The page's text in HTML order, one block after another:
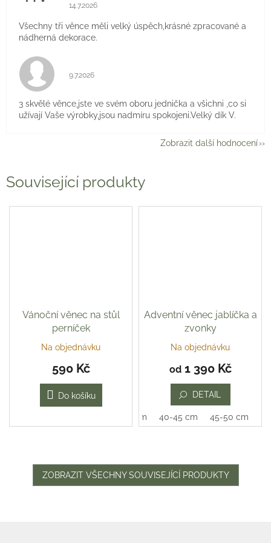
Související produkty
Vánoční věnec na stůl
perníček
Na objednávku
590 Kč
Do košíku
Adventní věnec jablíčka a
zvonky
Na objednávku
od1 390 Kč
DETAIL
35-40 cm 40-45 cm 45-50 cm
ZOBRAZIT VŠECHNY SOUVISEJÍCÍ PRODUKTY
Hodnocení obchodu je 5 z 5 hvězdiček.
14.7.2026
Všechny tři věnce měli velký úspěch,krásné zpracované a
nádherná dekorace.
Hodnocení obchodu je 5 z 5 hvězdiček.
9.7.2026
3 skvělé věnce,jste ve svém oboru jednička a všichni ,co si
užívají Vaše výrobky,jsou nadmíru spokojeni.Velký dík V.
Zobrazit další hodnocení